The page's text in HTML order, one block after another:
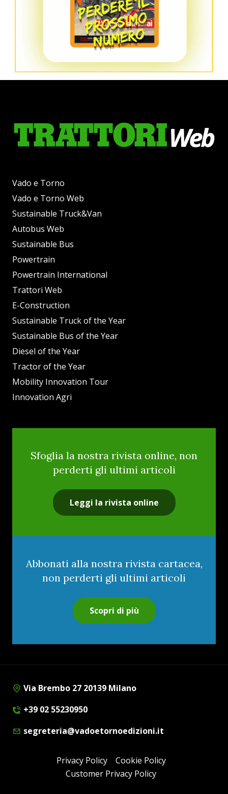
Vado e Torno
Vado e Torno Web
Sustainable Truck&Van
Autobus Web
Sustainable Bus
Powertrain
Powertrain International
Trattori Web
E-Construction
Sustainable Truck of the Year
Sustainable Bus of the Year
Diesel of the Year
Tractor of the Year
Mobility Innovation Tour
Innovation Agri
Sfoglia la nostra rivista online, non
perderti gli ultimi articoli
Leggi la rivista online
Abbonati alla nostra rivista cartacea,
non perderti gli ultimi articoli
Scopri di più
Via Brembo 27 20139 Milano
+39 02 55230950
segreteria@vadoetornoedizioni.it
Privacy Policy
Cookie Policy
Customer Privacy Policy